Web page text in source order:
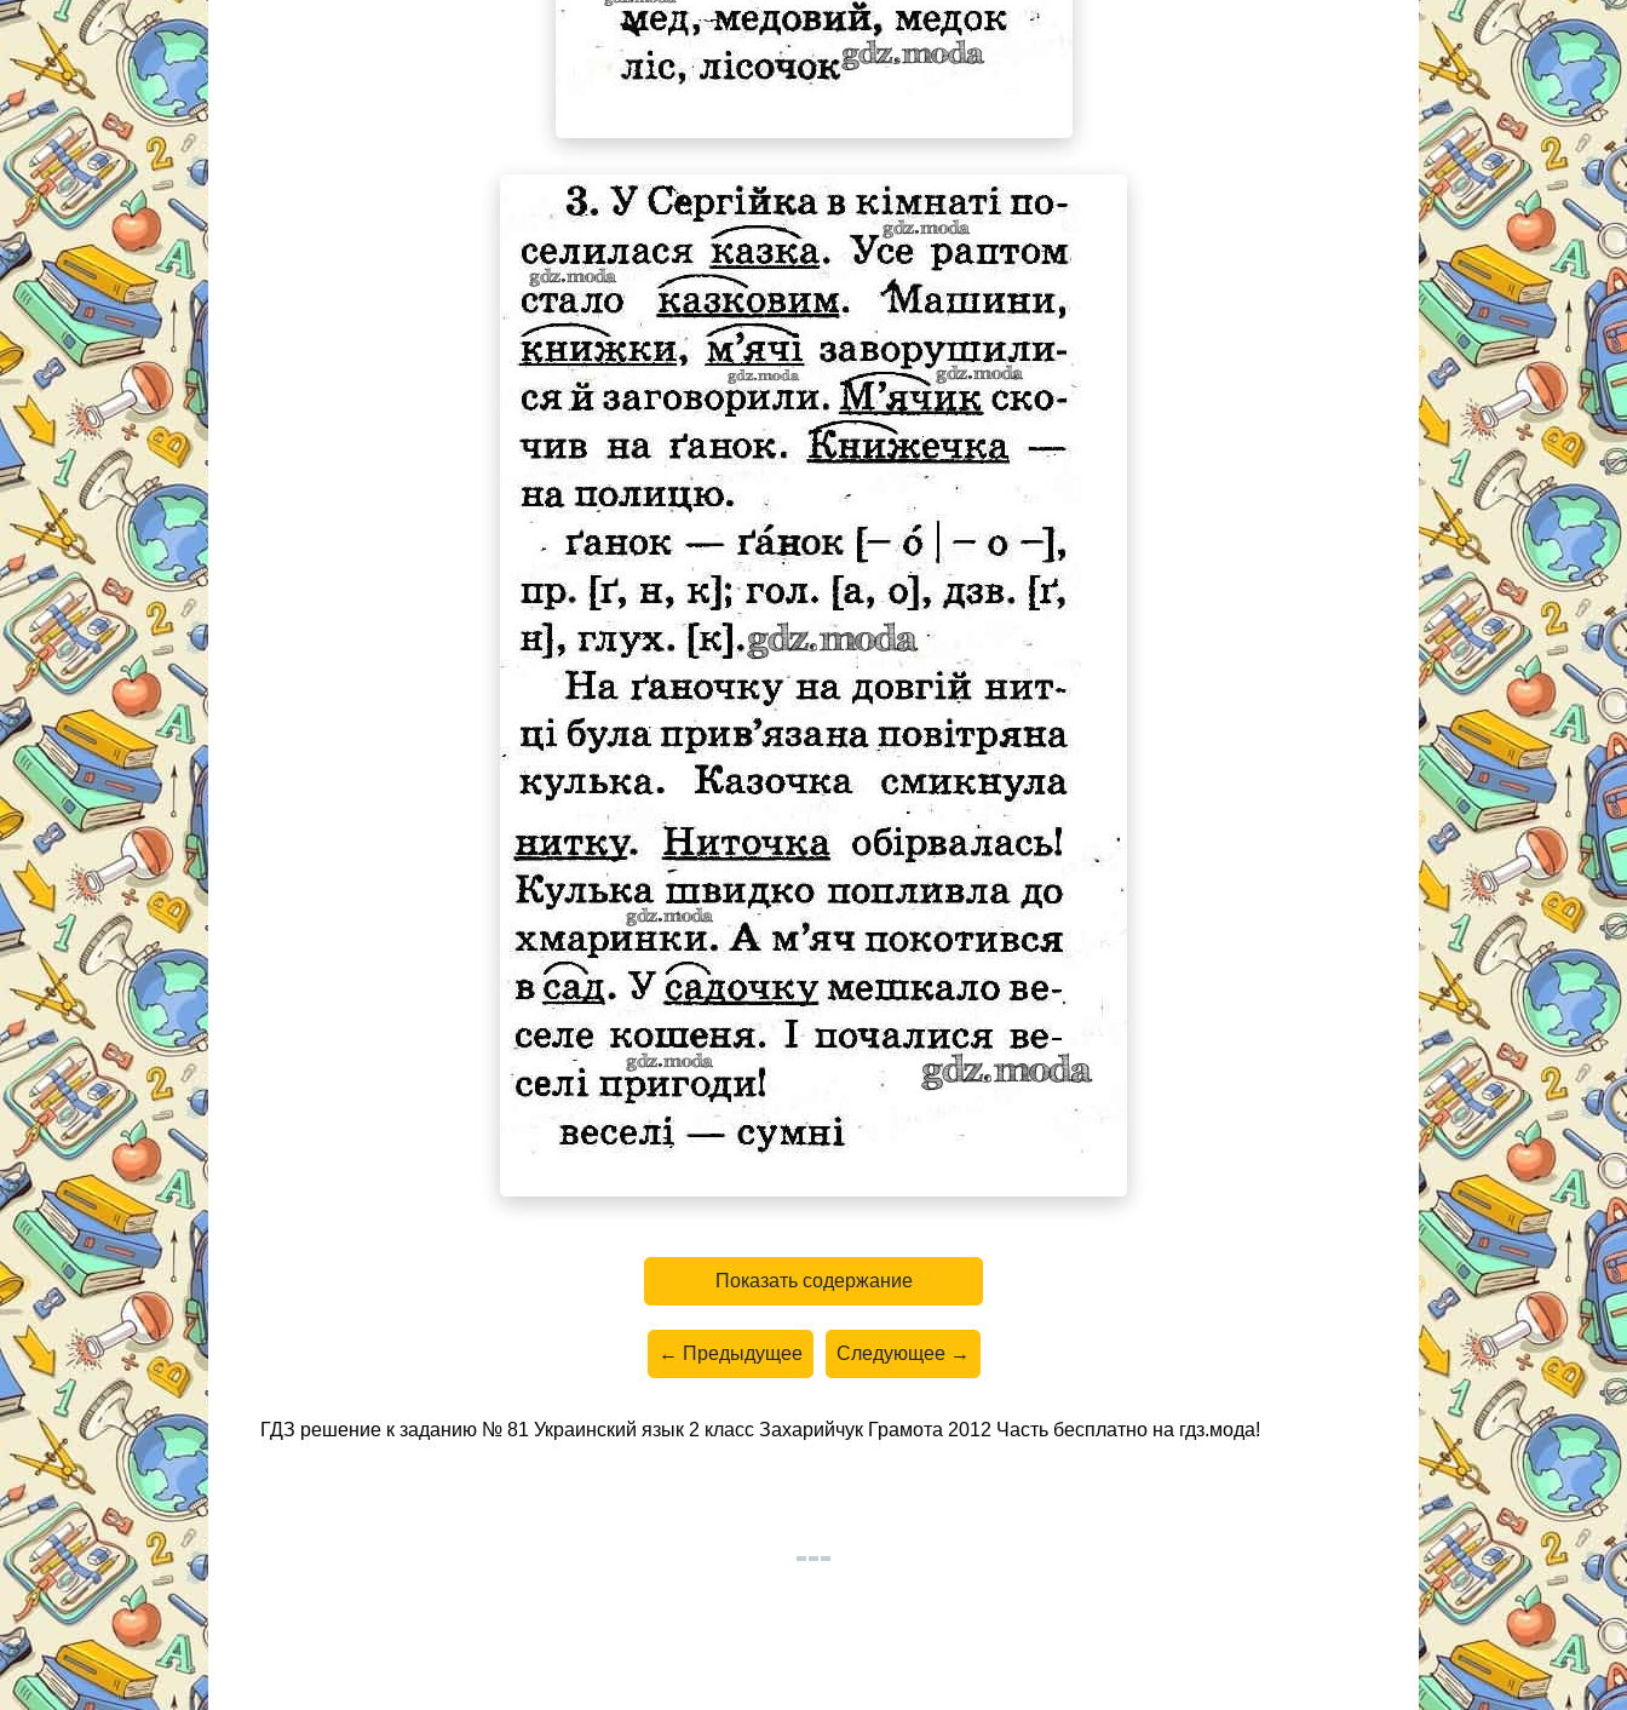
Показать содержание
← Предыдущее Следующее →
ГДЗ решение к заданию № 81 Украинский язык 2 класс Захарийчук Грамота 2012 Часть бесплатно на гдз.мода!